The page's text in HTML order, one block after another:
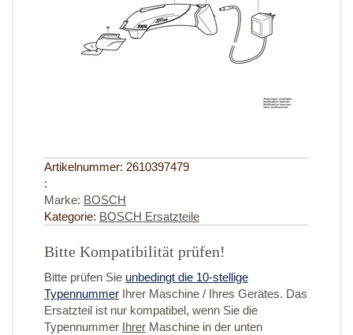
Artikelnummer: 2610397479
:
Marke: BOSCH
Kategorie: BOSCH Ersatzteile
Bitte Kompatibilität prüfen!
Bitte prüfen Sie unbedingt die 10-stellige
Typennummer Ihrer Maschine / Ihres Gerätes. Das
Ersatzteil ist nur kompatibel, wenn Sie die
Typennummer Ihrer Maschine in der unten